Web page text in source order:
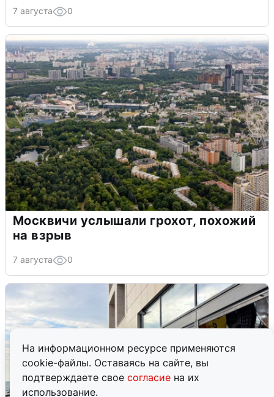
На информационном ресурсе применяются
cookie-файлы. Оставаясь на сайте, вы
подтверждаете свое согласие на их
использование.
7 августа 0
Москвичи услышали грохот, похожий
на взрыв
7 августа 0